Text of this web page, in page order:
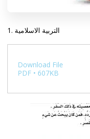
1. التربية الاسلامية
Download File
PDF • 607KB